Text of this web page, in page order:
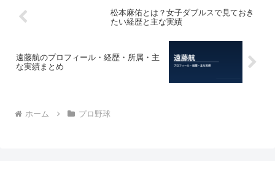
松本麻佑とは？女子ダブルスで見ておき
たい経歴と主な実績
遠藤航のプロフィール・経歴・所属・主
な実績まとめ
ホーム プロ野球